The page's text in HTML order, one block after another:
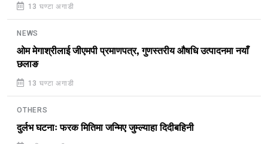
13 घण्टा अगाडी
NEWS
ओम मेगाश्रीलाई जीएमपी प्रमाणपत्र, गुणस्तरीय औषधि उत्पादनमा नयाँ
छलाङ
13 घण्टा अगाडी
OTHERS
दुर्लभ घटनाः फरक मितिमा जन्मिए जुम्ल्याहा दिदीबहिनी